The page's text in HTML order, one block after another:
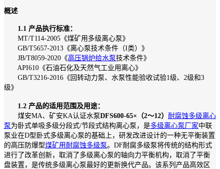
概述
1.1 产品执行标准：
MT/T114-2005《煤矿用多级离心泵》
GB/T5657-2013《离心泵技术条件（I类）》
JB/T8059-2020《高压锅炉给水泵技术条件》
API610《石油石化及天然气工业用离心》
GB/T3216-2016《回转动力泵、水泵性能验收试验1级、2级和3
级》
1.2 产品的适用范围及用途：
煤安MA、矿安KA认证水泵DFS600-65×（2～12） 耐腐蚀多级离心
泵 为卧式单吸多级分段式/节段式结构离心泵，是多级离心泵厂家中联
泵业在D型卧式多级离心泵的基础上，研发改进设计的一种无平衡装置
的高压防爆型煤矿用耐腐蚀多级泵。DF耐腐多级泵将传统的结构形式
进行了改革创新，取消了多级离心泵的轴向力平衡机构，取消了平衡
盘装置，是传统多级离心泵最好的更新换代产品。该系列产品高效区